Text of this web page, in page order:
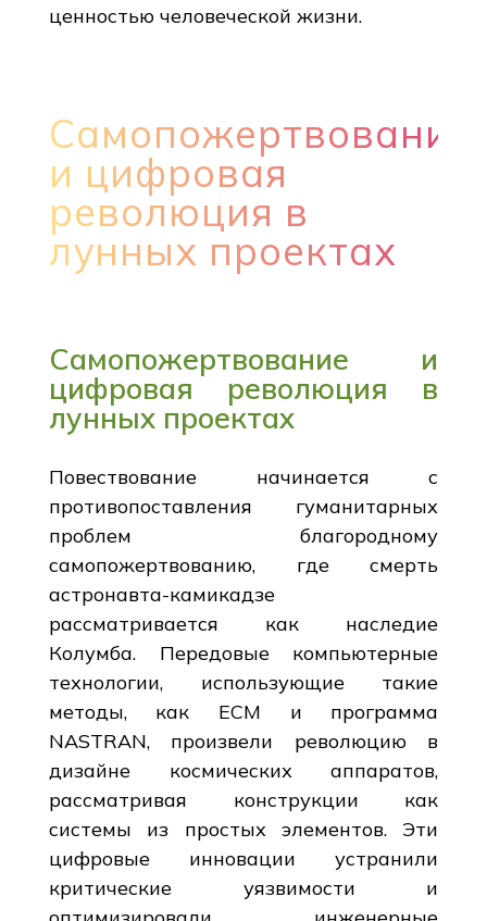
ценностью человеческой жизни.
Самопожертвование
и цифровая
революция в
лунных проектах
Самопожертвование и
цифровая революция в
лунных проектах
Повествование начинается с
противопоставления гуманитарных
проблем благородному
самопожертвованию, где смерть
астронавта-камикадзе
рассматривается как наследие
Колумба. Передовые компьютерные
технологии, использующие такие
методы, как ECM и программа
NASTRAN, произвели революцию в
дизайне космических аппаратов,
рассматривая конструкции как
системы из простых элементов. Эти
цифровые инновации устранили
критические уязвимости и